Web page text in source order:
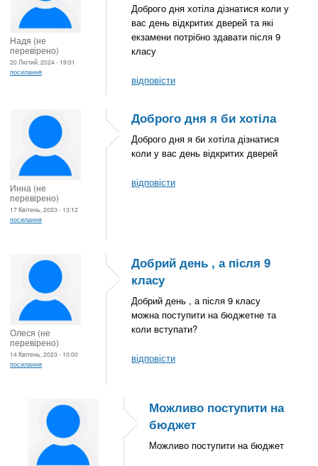
Надя (не
перевірено)
20 Лютий, 2024 - 19:01
посилання
Доброго дня хотіла дізнатися коли у
вас день відкритих дверей та які
екзамени потрібно здавати після 9
класу
відповісти
Инна (не
перевірено)
17 Квітень, 2023 - 13:12
посилання
Доброго дня я би хотіла
Доброго дня я би хотіла дізнатися
коли у вас день відкритих дверей
відповісти
Олеся (не
перевірено)
14 Квітень, 2023 - 10:00
посилання
Добрий день , а після 9
класу
Добрий день , а після 9 класу
можна поступити на бюджетне та
коли вступати?
відповісти
Можливо поступити на
бюджет
Можливо поступити на бюджет